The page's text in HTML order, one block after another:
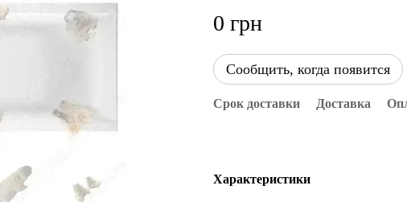
0 грн
Сообщить, когда появится
Срок доставки Доставка
Характеристики